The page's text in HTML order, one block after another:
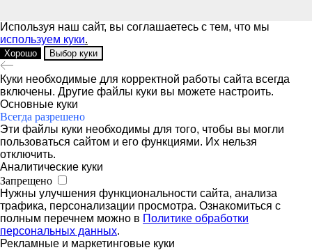
Используя наш сайт, вы соглашаетесь с тем, что мы
используем куки.
Хорошо Выбор куки
Куки необходимые для корректной работы сайта всегда
включены. Другие файлы куки вы можете настроить.
Основные куки
Всегда разрешено
Эти файлы куки необходимы для того, чтобы вы могли
пользоваться сайтом и его функциями. Их нельзя
отключить.
Аналитические куки
Запрещено
Нужны улучшения функциональности сайта, анализа
трафика, персонализации просмотра. Ознакомиться с
полным перечнем можно в Политике обработки
персональных данных.
Рекламные и маркетинговые куки